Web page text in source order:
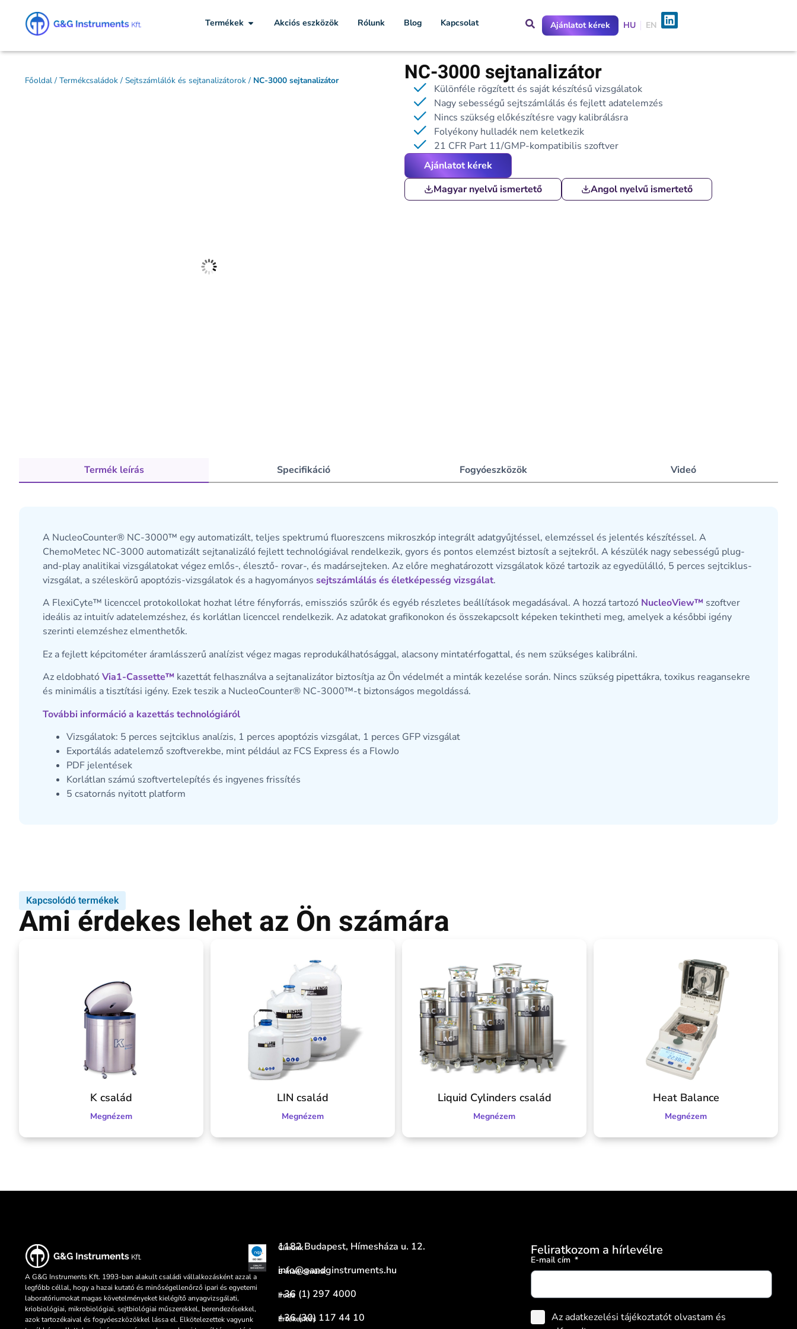
Termékek Akciós eszközök Rólunk Blog Kapcsolat Ajánlatot kérek HU EN
Főoldal/ Termékcsaládok/ Sejtszámlálók és sejtanalizátorok/ NC-3000 sejtanalizátor NC-3000 sejtanalizátor
Különféle rögzített és saját készítésű vizsgálatok
Nagy sebességű sejtszámlálás és fejlett adatelemzés
Nincs szükség előkészítésre vagy kalibrálásra
Folyékony hulladék nem keletkezik
21 CFR Part 11/GMP-kompatibilis szoftver
Ajánlatot kérek
Magyar nyelvű ismertető
Angol nyelvű ismertető
Termék leírás Specifikáció Fogyóeszközök Videó
A NucleoCounter® NC-3000™ egy automatizált, teljes spektrumú fluoreszcens mikroszkóp integrált adatgyűjtéssel, elemzéssel és jelentés készítéssel. A
ChemoMetec NC-3000 automatizált sejtanalizáló fejlett technológiával rendelkezik, gyors és pontos elemzést biztosít a sejtekről. A készülék nagy sebességű plug-
and-play analitikai vizsgálatokat végez emlős-, élesztő- rovar-, és madársejteken. Az előre meghatározott vizsgálatok közé tartozik az egyedülálló, 5 perces sejtciklus-
vizsgálat, a széleskörű apoptózis-vizsgálatok és a hagyományos sejtszámlálás és életképesség vizsgálat.
A FlexiCyte™ licenccel protokollokat hozhat létre fényforrás, emissziós szűrők és egyéb részletes beállítások megadásával. A hozzá tartozó NucleoView™ szoftver
ideális az intuitív adatelemzéshez, és korlátlan licenccel rendelkezik. Az adatokat grafikonokon és összekapcsolt képeken tekintheti meg, amelyek a későbbi igény
szerinti elemzéshez elmenthetők.
Ez a fejlett képcitométer áramlásszerű analízist végez magas reprodukálhatósággal, alacsony mintatérfogattal, és nem szükséges kalibrálni.
Az eldobható Via1-Cassette™ kazettát felhasználva a sejtanalizátor biztosítja az Ön védelmét a minták kezelése során. Nincs szükség pipettákra, toxikus reagansekre
és minimális a tisztítási igény. Ezek teszik a NucleoCounter® NC-3000™-t biztonságos megoldássá.
További információ a kazettás technológiáról
Vizsgálatok: 5 perces sejtciklus analízis, 1 perces apoptózis vizsgálat, 1 perces GFP vizsgálat
Exportálás adatelemző szoftverekbe, mint például az FCS Express és a FlowJo
PDF jelentések
Korlátlan számú szoftvertelepítés és ingyenes frissítés
5 csatornás nyitott platform
Kapcsolódó termékek
Ami érdekes lehet az Ön számára
K család
Megnézem
LIN család
Megnézem
Liquid Cylinders család
Megnézem
Heat Balance
Megnézem
A G&G Instruments Kft. 1993-ban alakult családi vállalkozásként azzal a
legfőbb céllal, hogy a hazai kutató és minőségellenőrző ipari és egyetemi
laboratóriumokat magas követelményeket kielégítő anyagvizsgálati,
kriobiológiai, mikrobiológiai, sejtbiológiai műszerekkel, berendezésekkel,
azok tartozékaival és fogyóeszközökkel lássa el. Elkötelezettek vagyunk
Címünk
1182 Budapest, Hímesháza u. 12.
E-mail címünk
info@gandginstruments.hu
Iroda
+36 (1) 297 4000
Értékesítés
+36 (30) 117 44 10
Feliratkozom a hírlevélre
E-mail cím
Az adatkezelési tájékoztatót olvastam és